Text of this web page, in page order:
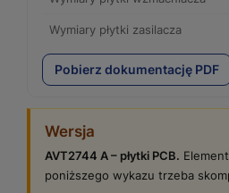
Wymiary płytki zasilacza
Pobierz dokumentację PDF
Wersja
AVT2744 A – płytki PCB.
poniższego wykazu trzeba